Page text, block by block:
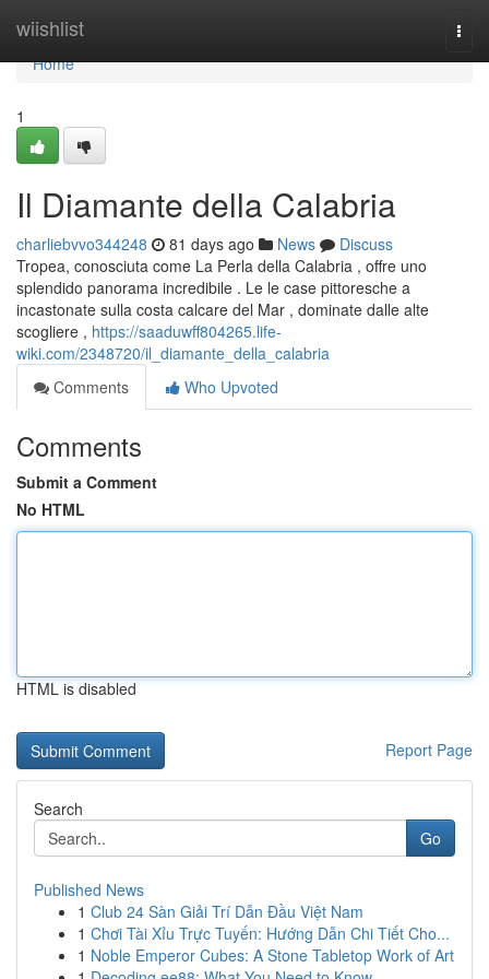
wiishlist
Home
Home
1
Il Diamante della Calabria
charliebvvo344248 81 days ago News
Discuss
Tropea, conosciuta come La Perla della Calabria , offre uno
splendido panorama incredibile . Le le case pittoresche a
incastonate sulla costa calcare del Mar , dominate dalle alte
scogliere , https://saaduwff804265.life-
wiki.com/2348720/il_diamante_della_calabria
Comments
Who Upvoted
Comments
Submit a Comment
No HTML
HTML is disabled
Report Page
Search
Go
Published News
1 Club 24 Sàn Giải Trí Dẫn Đầu Việt Nam
1 Chơi Tài Xỉu Trực Tuyến: Hướng Dẫn Chi Tiết Cho...
1 Noble Emperor Cubes: A Stone Tabletop Work of Art